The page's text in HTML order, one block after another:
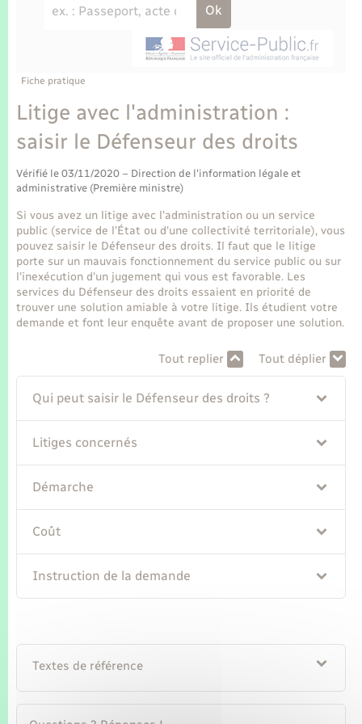
Etat-civil - Papiers - Citoyenneté
Parrainage civil
Recensement
Loisirs
Nouvel habitant
Numérique
Organisation d’événement
Sécurité - Prévention
Transports scolaires
Travaux - Autorisation d’occupation de l’espace
Plan interactif
Présentation de la commune
Publications
La Communauté de communes
Fiche pratique
Litige avec l'administration :
saisir le Défenseur des droits
Vérifié le 03/11/2020 – Direction de l'information légale et
administrative (Première ministre)
Si vous avez un litige avec l'administration ou un service
public (service de l’État ou d'une collectivité territoriale), vous
pouvez saisir le Défenseur des droits. Il faut que le litige
porte sur un mauvais fonctionnement du service public ou sur
l'inexécution d'un jugement qui vous est favorable. Les
services du Défenseur des droits essaient en priorité de
trouver une solution amiable à votre litige. Ils étudient votre
demande et font leur enquête avant de proposer une solution.
Tout replier Tout déplier
Qui peut saisir le Défenseur des droits ?
Litiges concernés
Démarche
Coût
Instruction de la demande
Textes de référence